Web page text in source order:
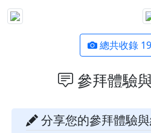
總共收錄
參拜體驗
分享您的參拜體驗